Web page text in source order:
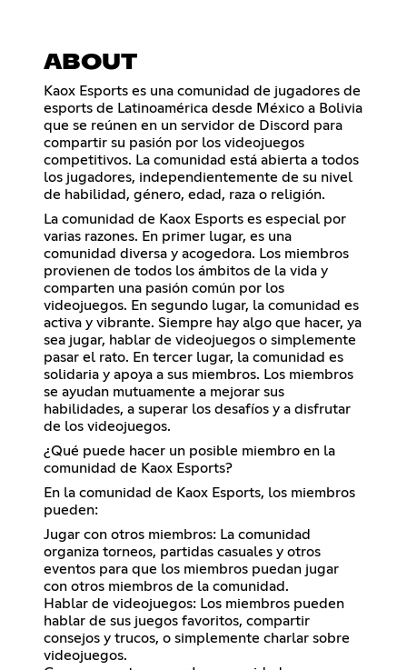
ABOUT
Kaox Esports es una comunidad de jugadores de
esports de Latinoamérica desde México a Bolivia
que se reúnen en un servidor de Discord para
compartir su pasión por los videojuegos
competitivos. La comunidad está abierta a todos
los jugadores, independientemente de su nivel
de habilidad, género, edad, raza o religión.
La comunidad de Kaox Esports es especial por
varias razones. En primer lugar, es una
comunidad diversa y acogedora. Los miembros
provienen de todos los ámbitos de la vida y
comparten una pasión común por los
videojuegos. En segundo lugar, la comunidad es
activa y vibrante. Siempre hay algo que hacer, ya
sea jugar, hablar de videojuegos o simplemente
pasar el rato. En tercer lugar, la comunidad es
solidaria y apoya a sus miembros. Los miembros
se ayudan mutuamente a mejorar sus
habilidades, a superar los desafíos y a disfrutar
de los videojuegos.
¿Qué puede hacer un posible miembro en la
comunidad de Kaox Esports?
En la comunidad de Kaox Esports, los miembros
pueden:
Jugar con otros miembros: La comunidad
organiza torneos, partidas casuales y otros
eventos para que los miembros puedan jugar
con otros miembros de la comunidad.
Hablar de videojuegos: Los miembros pueden
hablar de sus juegos favoritos, compartir
consejos y trucos, o simplemente charlar sobre
videojuegos.